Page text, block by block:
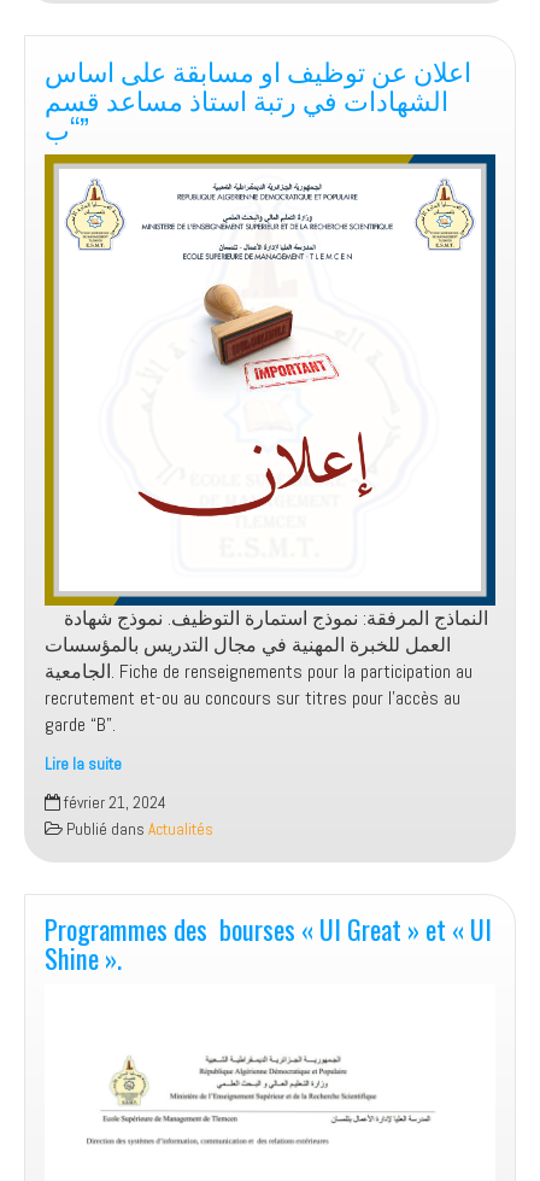
اعلان عن توظيف او مسابقة على اساس
الشهادات في رتبة استاذ مساعد قسم
“ب”
العمل للخبرة المهنية في مجال التدريس بالمؤسسات
الجامعية. Fiche de renseignements pour la participation au
recrutement et-ou au concours sur titres pour l’accès au
garde “B”.
Lire la suite
اعلان
عن
توظيف
او
مسابقة
على
اساس
الشهادات
février 21, 2024
Publié dans Actualités
Programmes des bourses « UI Great » et « UI
Shine ».